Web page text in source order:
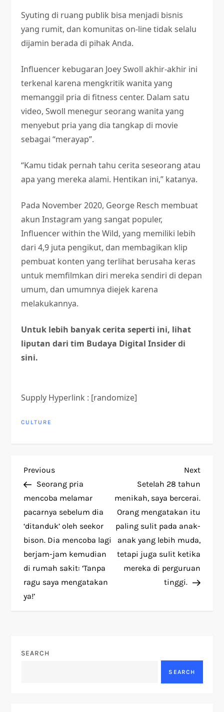
Syuting di ruang publik bisa menjadi bisnis
yang rumit, dan komunitas on-line tidak selalu
dijamin berada di pihak Anda.
Influencer kebugaran Joey Swoll akhir-akhir ini
terkenal karena mengkritik wanita yang
memanggil pria di fitness center. Dalam satu
video, Swoll menegur seorang wanita yang
menyebut pria yang dia tangkap di movie
sebagai “merayap”.
“Kamu tidak pernah tahu cerita seseorang atau
apa yang mereka alami. Hentikan ini,” katanya.
Pada November 2020, George Resch membuat
akun Instagram yang sangat populer,
Influencer within the Wild, yang memiliki lebih
dari 4,9 juta pengikut, dan membagikan klip
pembuat konten yang terlihat berusaha keras
untuk memfilmkan diri mereka sendiri di depan
umum, dan umumnya diejek karena
melakukannya.
Untuk lebih banyak cerita seperti ini, lihat
liputan dari tim Budaya Digital Insider di
sini.
Supply Hyperlink : [randomize]
CULTURE
P
o
s
t
n
a
g
Previous
Post
Previous
Seorang pria
mencoba melamar
pacarnya sebelum dia
‘ditanduk’ oleh seekor
bison. Dia mencoba lagi
berjam-jam kemudian
di rumah sakit: ‘Tanpa
ragu saya mengatakan
ya!’
Next
Post
Next
Setelah 28 tahun
menikah, saya bercerai.
Orang mengatakan itu
paling sulit pada anak-
anak yang lebih muda,
tetapi juga sulit ketika
mereka di perguruan
tinggi.
SEARCH
SEARCH